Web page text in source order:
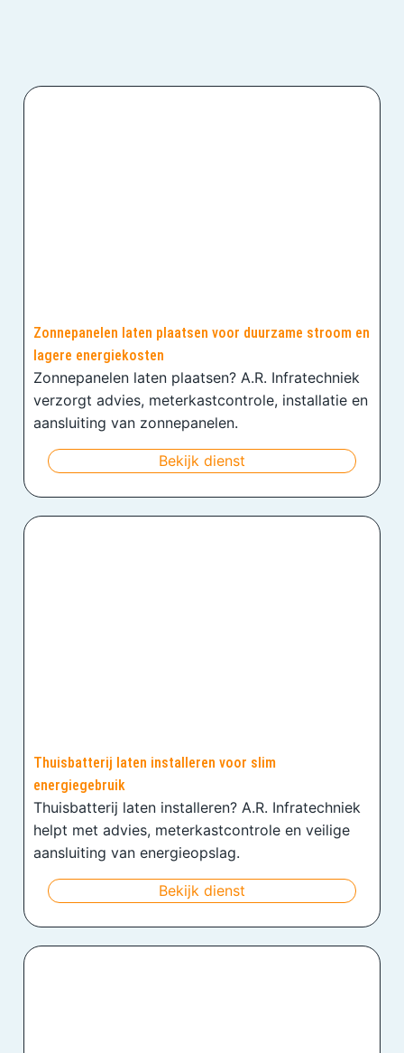
Zonnepanelen laten plaatsen voor duurzame stroom en
lagere energiekosten
Zonnepanelen laten plaatsen? A.R. Infratechniek
verzorgt advies, meterkastcontrole, installatie en
aansluiting van zonnepanelen.
Bekijk dienst
Thuisbatterij laten installeren voor slim
energiegebruik
Thuisbatterij laten installeren? A.R. Infratechniek
helpt met advies, meterkastcontrole en veilige
aansluiting van energieopslag.
Bekijk dienst